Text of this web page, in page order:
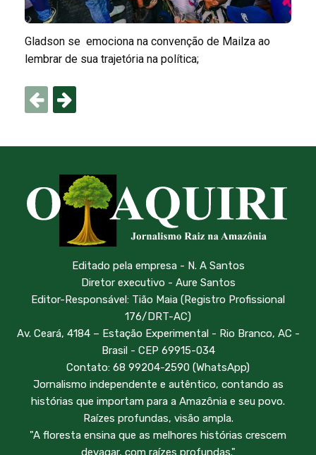
Gladson se emociona na convenção de Mailza ao
lembrar de sua trajetória na política;
Editado pela empresa - N. A Santos
Diretor executivo - Aure Santos
Editor-Responsável: Tião Maia (Registro Profissional
176/DRT-AC)
Av. Ceará, 4184 – Estação Experimental - Rio Branco, AC -
Brasil - CEP 69915-034
Contato: 68 99204-2590 (WhatsApp)
Jornalismo independente e autêntico, contando as
histórias que importam para a Amazônia e seu povo.
Raízes profundas, visão ampla.
"A floresta ensina que as melhores histórias crescem
devagar, com raízes profundas."